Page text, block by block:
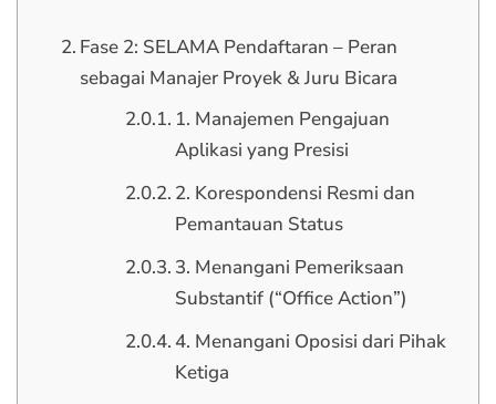
Fase 2: SELAMA Pendaftaran – Peran
sebagai Manajer Proyek & Juru Bicara
1. Manajemen Pengajuan
Aplikasi yang Presisi
2. Korespondensi Resmi dan
Pemantauan Status
3. Menangani Pemeriksaan
Substantif (“Office Action”)
4. Menangani Oposisi dari Pihak
Ketiga